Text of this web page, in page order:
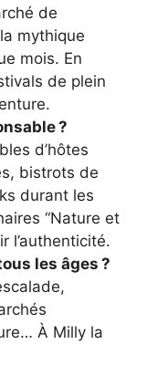
de
mythique
mois. En
de plein
?
d’hôtes
bistrots de
durant les
“Nature et
l’authenticité.
les âges ?
À Milly la